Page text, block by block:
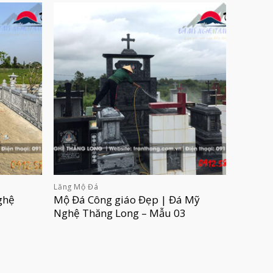
Lăng Mộ Đá
Mộ Đá Công giáo Đẹp | Đá Mỹ
Nghệ Thăng Long – Mẫu 03